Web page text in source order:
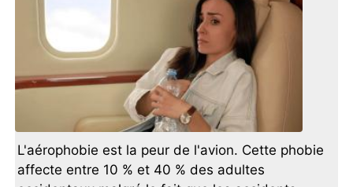
L'aérophobie est la peur de l'avion. Cette phobie
affecte entre 10 % et 40 % des adultes